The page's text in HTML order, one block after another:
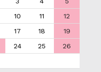
10 11
12
17 18
19
24 25
26